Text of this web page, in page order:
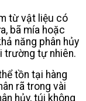
từ vật liệu có
bã mía hoặc
năng phân hủy
trường tự nhiên.
tồn tại hàng
rã trong vài
hủy, túi không